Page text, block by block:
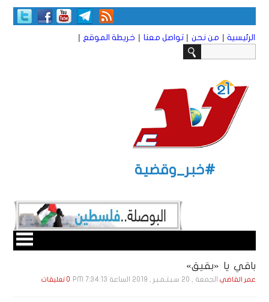
الرئيسية | من نحن | تواصل معنا | خريطة الموقع |
#خبر_وقضية
باقي يا «بقيق»
عمر القاضي الجمعة , 20 سـبـتـمـبـر , 2019 الساعة 7:34:13 PM 0 تعليقات